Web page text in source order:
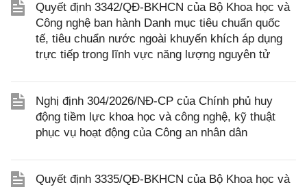
Quyết định 3342/QĐ-BKHCN của Bộ Khoa học và
Công nghệ ban hành Danh mục tiêu chuẩn quốc
tế, tiêu chuẩn nước ngoài khuyến khích áp dụng
trực tiếp trong lĩnh vực năng lượng nguyên tử
Nghị định 304/2026/NĐ-CP của Chính phủ huy
động tiềm lực khoa học và công nghệ, kỹ thuật
phục vụ hoạt động của Công an nhân dân
Quyết định 3335/QĐ-BKHCN của Bộ Khoa học và